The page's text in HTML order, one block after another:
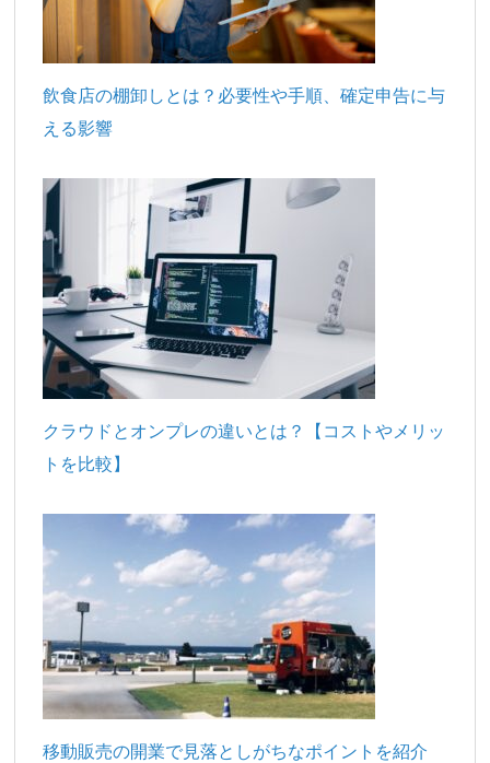
飲食店の棚卸しとは？必要性や手順、確定申告に与
える影響
クラウドとオンプレの違いとは？【コストやメリッ
トを比較】
移動販売の開業で見落としがちなポイントを紹介